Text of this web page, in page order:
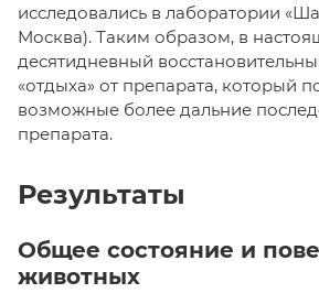
исследовались в лаборатории
Москва). Таким образом, в
десятидневный
«отдыха» от препарата, который
возможные более дальние
препарата.
Результаты
Общее состояние и
животных